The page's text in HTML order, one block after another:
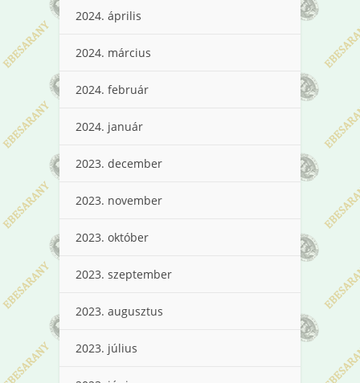
2024. április
2024. március
2024. február
2024. január
2023. december
2023. november
2023. október
2023. szeptember
2023. augusztus
2023. július